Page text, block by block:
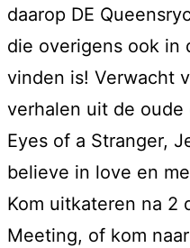
daarop DE
die overigens ook
vinden is! Verwacht
verhalen uit de oude
Eyes of a Stranger,
believe in love en
Kom uitkateren na 2
Meeting, of kom